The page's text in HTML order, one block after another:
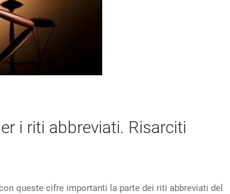
i riti abbreviati. Risarciti
queste cifre importanti la parte dei riti abbreviati del